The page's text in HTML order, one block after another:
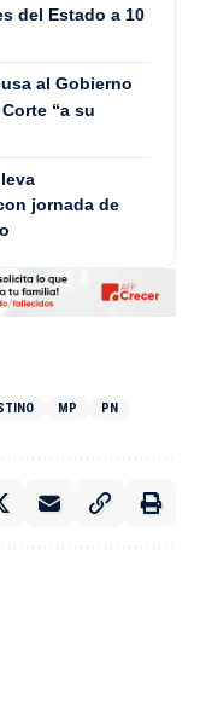
del Estado a 10
al Gobierno
“a su
jornada de
MP PN